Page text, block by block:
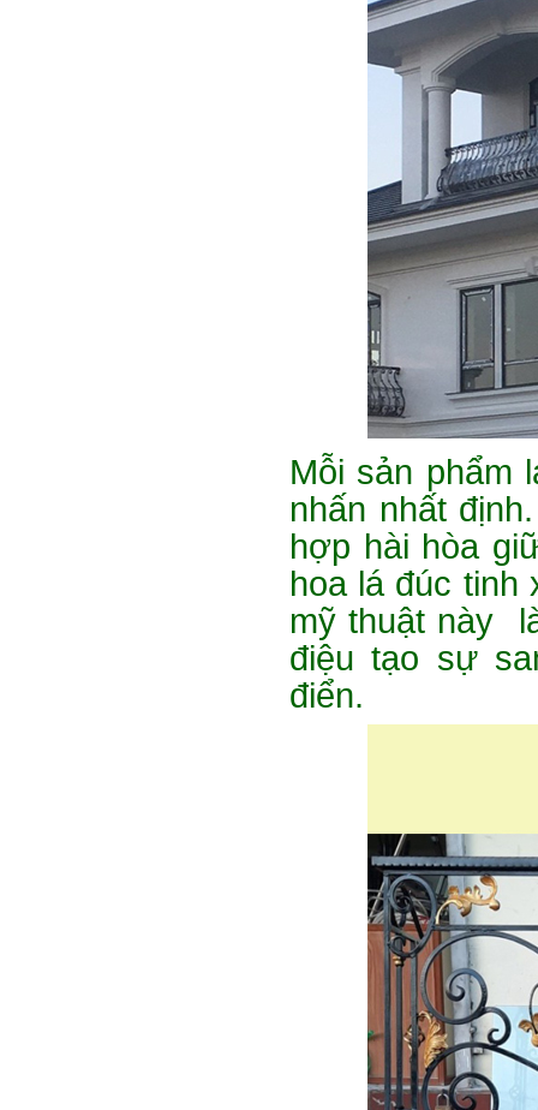
Mỗi sản phẩm
nhấn nhất
hợp hài hòa
hoa lá đúc tinh
mỹ thuật này
điệu tạo sự
điển.